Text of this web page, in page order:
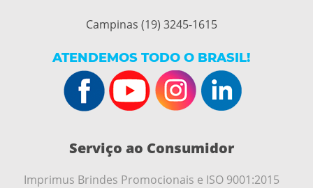
Campinas (19) 3245-1615
ATENDEMOS TODO O BRASIL!
Serviço ao Consumidor
Imprimus Brindes Promocionais e ISO 9001:2015